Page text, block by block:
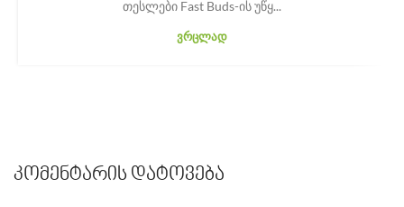
თესლები Fast Buds-ის უწყ...
ᲕᲠᲪᲚᲐᲓ
ᲙᲝᲛᲔᲜᲢᲐᲠᲘᲡ ᲓᲐᲢᲝᲕᲔᲑᲐ